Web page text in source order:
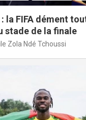
la FIFA dément
stade de la finale
Zola Ndé Tchoussi